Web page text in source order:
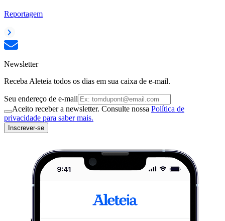
Reportagem
Newsletter
Receba Aleteia todos os dias em sua caixa de e-mail.
Seu endereço de e-mail
Aceito receber a newsletter. Consulte nossa Política de
privacidade para saber mais.
Inscrever-se